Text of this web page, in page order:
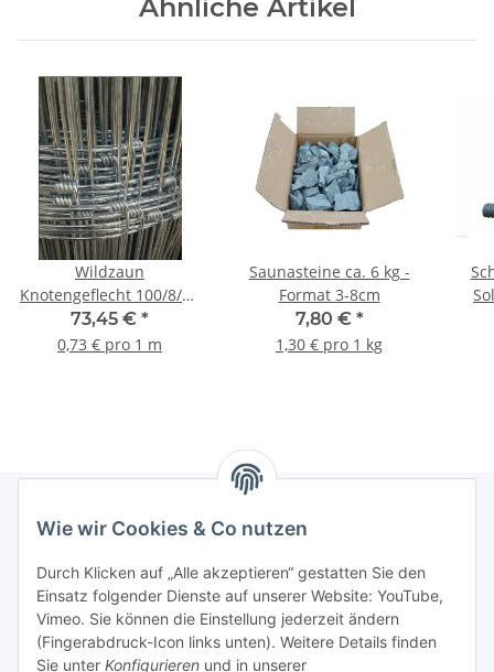
Wie wir Cookies & Co nutzen
Durch Klicken auf „Alle akzeptieren“ gestatten Sie den
Einsatz folgender Dienste auf unserer Website: YouTube,
Vimeo. Sie können die Einstellung jederzeit ändern
(Fingerabdruck-Icon links unten). Weitere Details finden
Sie unter Konfigurieren und in unserer
Ähnliche Artikel
Wildzaun
Knotengeflecht 100/8/15
- 100m
73,45 € *
0,73 € pro 1 m
Saunasteine ca. 6 kg -
Format 3-8cm
7,80 € *
1,30 € pro 1 kg
Gesetzliche Informationen